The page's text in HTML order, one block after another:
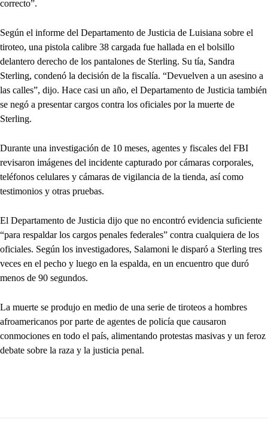
correcto”.
Según el informe del Departamento de Justicia de Luisiana sobre el
tiroteo, una pistola calibre 38 cargada fue hallada en el bolsillo
delantero derecho de los pantalones de Sterling. Su tía, Sandra
Sterling, condenó la decisión de la fiscalía. “Devuelven a un asesino a
las calles”, dijo. Hace casi un año, el Departamento de Justicia también
se negó a presentar cargos contra los oficiales por la muerte de
Sterling.
Durante una investigación de 10 meses, agentes y fiscales del FBI
revisaron imágenes del incidente capturado por cámaras corporales,
teléfonos celulares y cámaras de vigilancia de la tienda, así como
testimonios y otras pruebas.
El Departamento de Justicia dijo que no encontró evidencia suficiente
“para respaldar los cargos penales federales” contra cualquiera de los
oficiales. Según los investigadores, Salamoni le disparó a Sterling tres
veces en el pecho y luego en la espalda, en un encuentro que duró
menos de 90 segundos.
La muerte se produjo en medio de una serie de tiroteos a hombres
afroamericanos por parte de agentes de policía que causaron
conmociones en todo el país, alimentando protestas masivas y un feroz
debate sobre la raza y la justicia penal.